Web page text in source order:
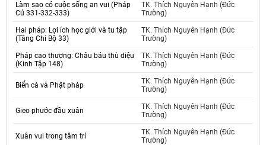
Làm sao có cuộc sống an vui (Pháp
Cú 331-332-333)
TK. Thích Nguyên Hạnh (Đức
Trường)
Hai pháp: Lợi ích học giới và tu tập
(Tăng Chi Bộ 33)
TK. Thích Nguyên Hạnh (Đức
Trường)
Pháp cao thượng: Châu báu thù diệu
(Kinh Tập 148)
TK. Thích Nguyên Hạnh (Đức
Trường)
Biển cà và Phật pháp
TK. Thích Nguyên Hạnh (Đức
Trường)
Gieo phước đầu xuân
TK. Thích Nguyên Hạnh (Đức
Trường)
Xuân vui trong tâm trí
TK. Thích Nguyên Hạnh (Đức
Trường)